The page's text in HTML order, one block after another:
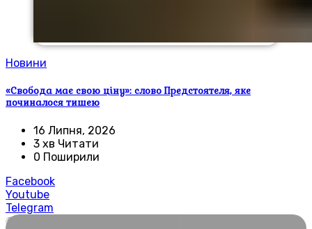
Новини
«Свобода має свою ціну»: слово Предстоятеля, яке
починалося тишею
16 Липня, 2026
3 хв Читати
0 Поширили
Facebook
Youtube
Telegram
🌍